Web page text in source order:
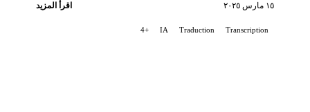
١٥ مارس ٢٠٢٥ اقرأ المزيد
Transcription
Traduction
IA
+4